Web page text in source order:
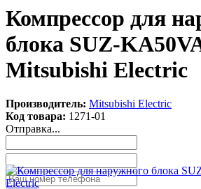
Компрессор для
блока SUZ-
Mitsubishi Electric
Производитель: Mitsubishi Electric
Код товара: 1271-01
Отправка...